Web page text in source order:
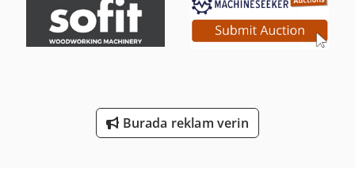
Merlo Tf 42.7 Cs-145
Burada reklam verin